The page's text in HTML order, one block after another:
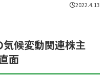
2022.4.13
候変動関連株主
面